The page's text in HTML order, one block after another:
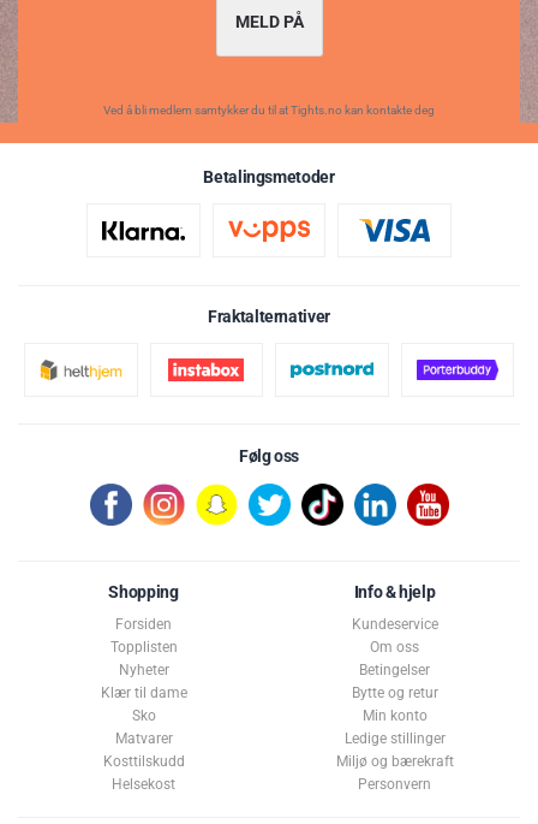
MELD PÅ
Ved å bli medlem samtykker du til at Tights.no kan kontakte deg
Betalingsmetoder
Fraktalternativer
Følg oss
Shopping
Forsiden
Topplisten
Nyheter
Klær til dame
Sko
Matvarer
Kosttilskudd
Helsekost
Info & hjelp
Kundeservice
Om oss
Betingelser
Bytte og retur
Min konto
Ledige stillinger
Miljø og bærekraft
Personvern